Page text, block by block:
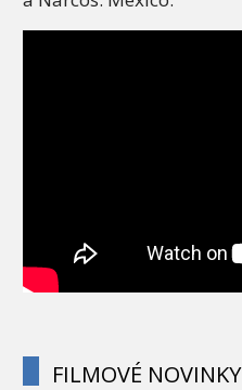
FILMOVÉ NOVINKY